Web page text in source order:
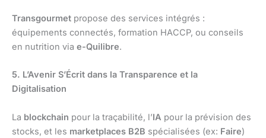
Transgourmet propose des services intégrés :
équipements connectés, formation HACCP, ou conseils
en nutrition via e-Quilibre.
5. L’Avenir S’Écrit dans la Transparence et la
Digitalisation
La blockchain pour la traçabilité, l’IA pour la prévision des
stocks, et les marketplaces B2B spécialisées (ex: Faire)